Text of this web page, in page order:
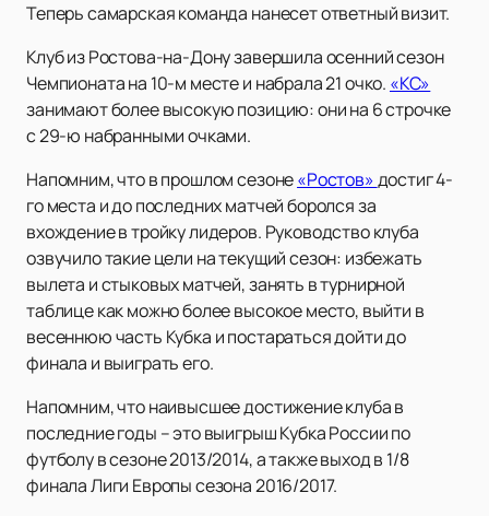
Теперь самарская команда нанесет ответный визит.
Клуб из Ростова-на-Дону завершила осенний сезон
Чемпионата на 10-м месте и набрала 21 очко. «КС»
занимают более высокую позицию: они на 6 строчке
с 29-ю набранными очками.
Напомним, что в прошлом сезоне«Ростов»достиг 4-
го места и до последних матчей боролся за
вхождение в тройку лидеров. Руководство клуба
озвучило такие цели на текущий сезон: избежать
вылета и стыковых матчей, занять в турнирной
таблице как можно более высокое место, выйти в
весеннюю часть Кубка и постараться дойти до
финала и выиграть его.
Напомним, что наивысшее достижение клуба в
последние годы – это выигрыш Кубка России по
футболу в сезоне 2013/2014, а также выход в 1/8
финала Лиги Европы сезона 2016/2017.